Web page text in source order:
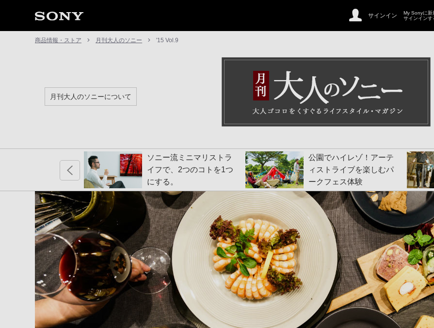
サインイン
My Sonyに新
サインインす
商品情報・ストア 月刊大人のソニー '15 Vol.9
月刊大人のソニーについて
ソニー流ミニマリストラ
イフで、2つのコトを1つ
にする。
公園でハイレゾ！アーテ
ィストライブを楽しむパ
ークフェス体験